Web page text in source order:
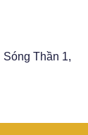
Thần 1,